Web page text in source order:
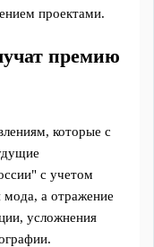
проектами.
премию
которые с
с учетом
мода, а отражение
усложнения